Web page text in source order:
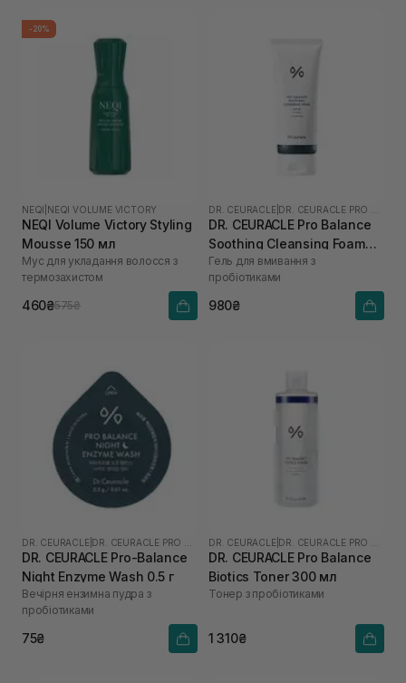
-20%
NEQI NEQI VOLUME VICTORY
NEQI Volume Victory Styling
Mousse 150 мл
Мус для укладання волосся з
термозахистом
460₴575₴
DR. CEURACLE
DR. CEURACLE Pro Balance
Soothing Cleansing Foam
150 мл
Гель для вмивання з
пробіотиками
980₴
DR. CEURACLE
DR. CEURACLE Pro-Balance
Night Enzyme Wash 0.5 г
Вечірня ензимна пудра з
пробіотиками
75₴
DR. CEURACLE
DR. CEURACLE Pro Balance
Biotics Toner 300 мл
Тонер з пробіотиками
1 310₴